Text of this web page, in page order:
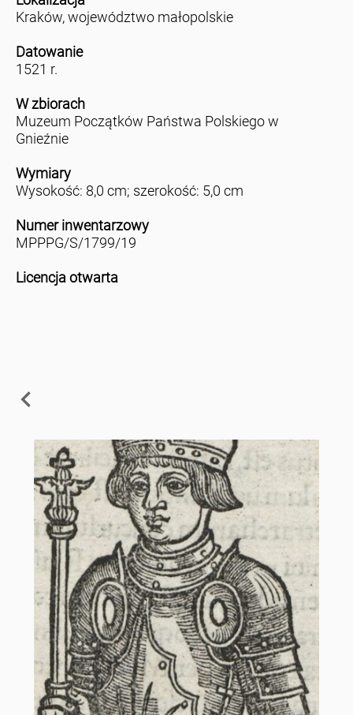
Kraków, województwo małopolskie
Datowanie
1521 r.
W zbiorach
Muzeum Początków Państwa Polskiego w
Gnieźnie
Wymiary
Wysokość: 8,0 cm; szerokość: 5,0 cm
Numer inwentarzowy
MPPPG/S/1799/19
Licencja otwarta